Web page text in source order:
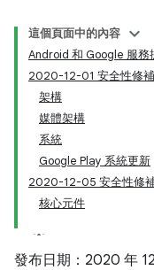
這個頁面中的內容
Android 和 Google 服
2020-12-01 安全性修
架構
媒體架構
系統
Google Play 系統更新
2020-12-05 安全性修
核心元件
發布日期：2020 年